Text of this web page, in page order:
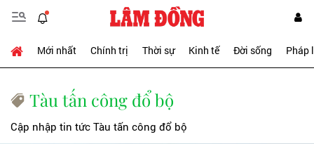
Mới nhất Chính trị Thời sự Kinh tế Đời sống Pháp
Tàu tấn công đổ bộ
Cập nhập tin tức Tàu tấn công đổ bộ